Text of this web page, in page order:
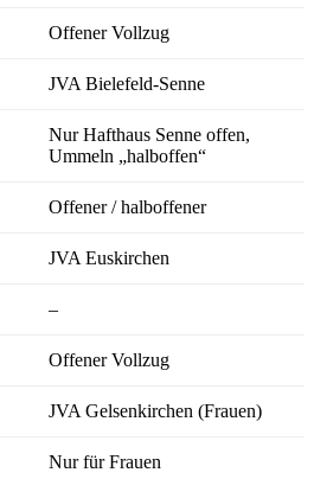
Offener Vollzug
JVA Bielefeld-Senne
Nur Hafthaus Senne offen,
Ummeln „halboffen“
Offener / halboffener
JVA Euskirchen
–
Offener Vollzug
JVA Gelsenkirchen (Frauen)
Nur für Frauen